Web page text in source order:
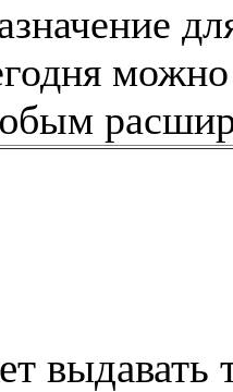
выдавать